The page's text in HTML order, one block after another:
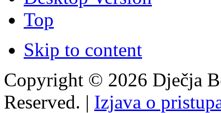
Top
Skip to content
Copyright © 2026 Dječja
Reserved. | Izjava o